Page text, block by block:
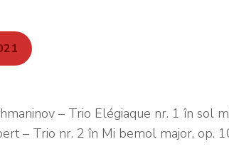
– Trio Elégiaque nr. 1 în sol
– Trio nr. 2 în Mi bemol major, op.